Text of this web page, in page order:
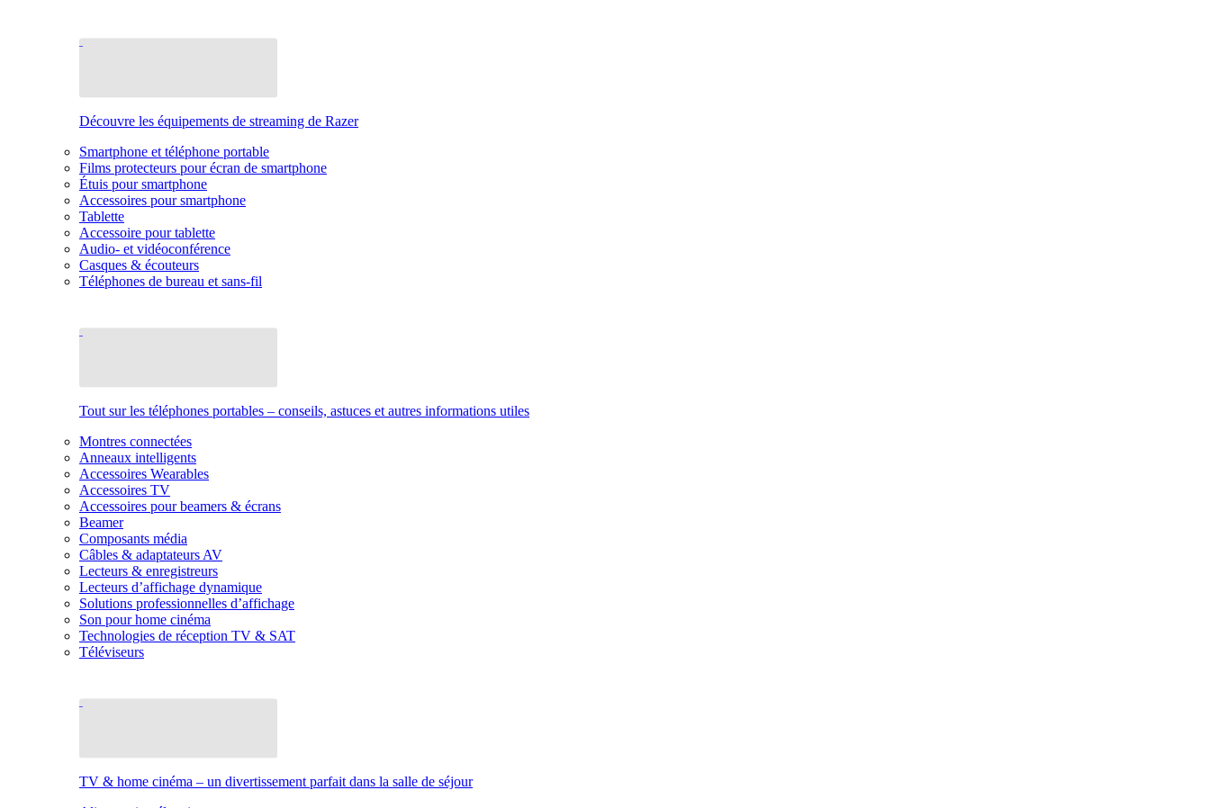
Découvre les équipements de streaming de Razer
Smartphone et téléphone portable
Films protecteurs pour écran de smartphone
Étuis pour smartphone
Accessoires pour smartphone
Tablette
Accessoire pour tablette
Audio- et vidéoconférence
Casques & écouteurs
Téléphones de bureau et sans-fil
Tout sur les téléphones portables – conseils, astuces et autres informations utiles
Montres connectées
Anneaux intelligents
Accessoires Wearables
Accessoires TV
Accessoires pour beamers & écrans
Beamer
Composants média
Câbles & adaptateurs AV
Lecteurs & enregistreurs
Lecteurs d’affichage dynamique
Solutions professionnelles d’affichage
Son pour home cinéma
Technologies de réception TV & SAT
Téléviseurs
TV & home cinéma – un divertissement parfait dans la salle de séjour